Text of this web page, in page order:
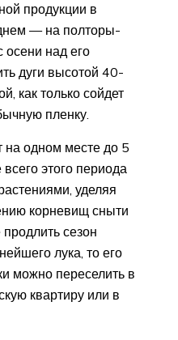
продукции в
— на полторы-
осени над его
дуги высотой 40-
как только сойдет
пленку.
на одном месте до 5
этого периода
уделяя
корневищ сныти
сезон
лука, то его
можно переселить в
квартиру или в